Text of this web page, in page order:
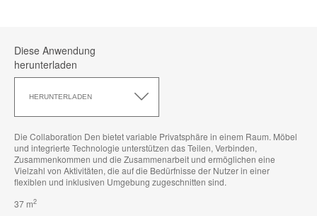
Diese Anwendung
herunterladen
HERUNTERLADEN
Anwendung
Die Collaboration Den bietet variable Privatsphäre in einem Raum. Möbel
und integrierte Technologie unterstützen das Teilen, Verbinden,
Zusammenkommen und die Zusammenarbeit und ermöglichen eine
Vielzahl von Aktivitäten, die auf die Bedürfnisse der Nutzer in einer
flexiblen und inklusiven Umgebung zugeschnitten sind.
37 m2